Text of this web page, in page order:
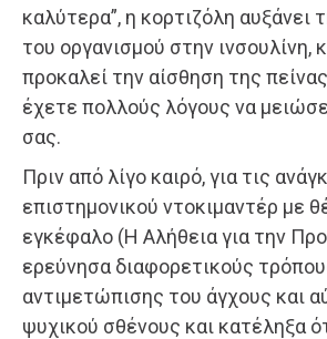
καλύτερα”, η κορτιζόλη αυξάνει
του οργανισμού στην ινσουλίνη,
προκαλεί την αίσθηση της
έχετε πολλούς λόγους να
σας.
Πριν από λίγο καιρό, για τις
επιστημονικού ντοκιμαντέρ με
εγκέφαλο (Η Αλήθεια για την
ερεύνησα διαφορετικούς
αντιμετώπισης του άγχους και
ψυχικού σθένους και κατέληξα